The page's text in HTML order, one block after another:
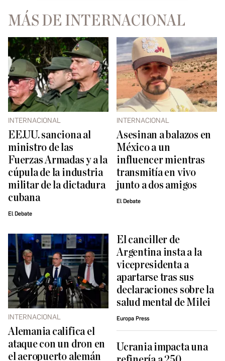
MÁS DE INTERNACIONAL
INTERNACIONAL
EE.UU. sanciona al
ministro de las
Fuerzas Armadas y a la
cúpula de la industria
militar de la dictadura
cubana
El Debate
INTERNACIONAL
Asesinan a balazos en
México a un
influencer mientras
transmitía en vivo
junto a dos amigos
El Debate
INTERNACIONAL
Alemania califica el
ataque con un dron en
el aeropuerto alemán
El canciller de
Argentina insta a la
vicepresidenta a
apartarse tras sus
declaraciones sobre la
salud mental de Milei
Europa Press
Ucrania impacta una